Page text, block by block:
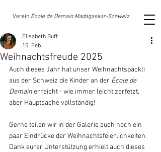
VereinÉcole de Demain Madagaskar-Schweiz
Weihnachtsfreude 2025
Elisabeth Buff
15. Feb.
Auch dieses Jahr hat unser Weihnachtspäckli
aus der Schweiz die Kinder an der École de
Demain erreicht - wie immer leicht zerfetzt,
aber Hauptsache vollständig!
Gerne teilen wir in der Galerie auch noch ein
paar Eindrücke der Weihnachtsfeierlichkeiten.
Dank eurer Unterstützung erhielt auch dieses